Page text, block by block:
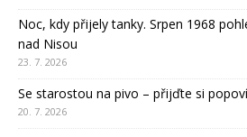
Noc, kdy přijely tanky. Srpen 1968
nad Nisou
23. 7. 2026
Se starostou na pivo – přijďte si
20. 7. 2026